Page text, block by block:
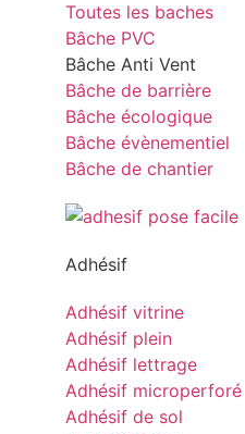
Toutes les baches
Bâche PVC
Bâche Anti Vent
Bâche de barrière
Bâche écologique
Bâche évènementiel
Bâche de chantier
Adhésif
Adhésif vitrine
Adhésif plein
Adhésif lettrage
Adhésif microperforé
Adhésif de sol